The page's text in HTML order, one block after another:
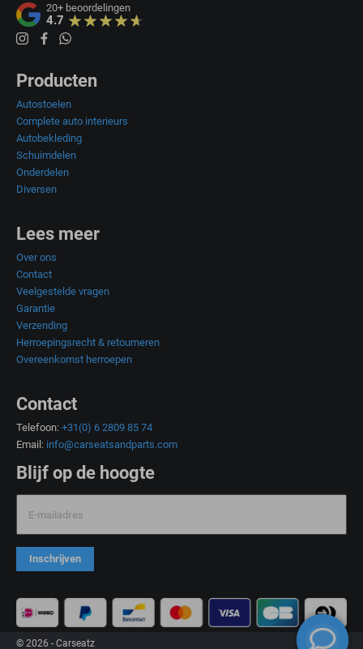
20+ beoordelingen
4.7
Producten
Autostoelen
Complete auto interieurs
Autobekleding
Schuimdelen
Onderdelen
Diversen
Lees meer
Over ons
Contact
Veelgestelde vragen
Garantie
Verzending
Herroepingsrecht & retourneren
Overeenkomst herroepen
Contact
Telefoon: +31(0) 6 2809 85 74
Email: info@carseatsandparts.com
Blijf op de hoogte
E-mailadres
Inschrijven
© 2026 - Carseatz